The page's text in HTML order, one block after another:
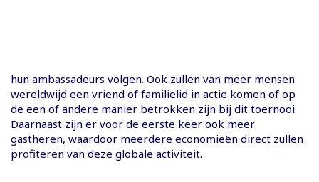
hun ambassadeurs volgen. Ook zullen van meer mensen
wereldwijd een vriend of familielid in actie komen of op
de een of andere manier betrokken zijn bij dit toernooi.
Daarnaast zijn er voor de eerste keer ook meer
gastheren, waardoor meerdere economieën direct zullen
profiteren van deze globale activiteit.